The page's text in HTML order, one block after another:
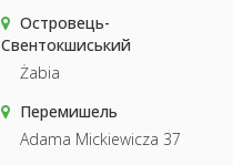
Островець-
Свентокшиський
Żabia
Перемишель
Adama Mickiewicza 37